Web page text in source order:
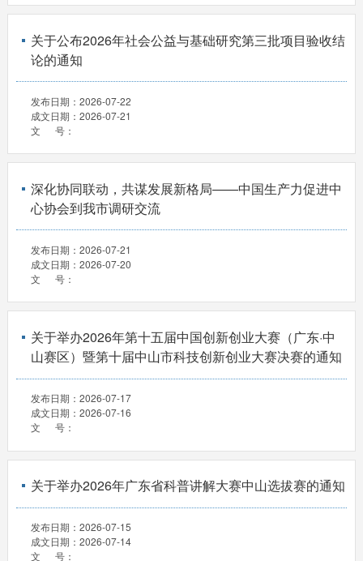
关于公布2026年社会公益与基础研究第三批项目验收结
论的通知
发布日期： 2026-07-22
成文日期： 2026-07-21
文 号：
深化协同联动，共谋发展新格局——中国生产力促进中
心协会到我市调研交流
发布日期： 2026-07-21
成文日期： 2026-07-20
文 号：
关于举办2026年第十五届中国创新创业大赛（广东·中
山赛区）暨第十届中山市科技创新创业大赛决赛的通知
发布日期： 2026-07-17
成文日期： 2026-07-16
文 号：
关于举办2026年广东省科普讲解大赛中山选拔赛的通知
发布日期： 2026-07-15
成文日期： 2026-07-14
文 号：